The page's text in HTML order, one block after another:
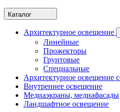
Каталог
Архитектурное освещение
Линейные
Прожекторы
Грунтовые
Специальные
Архитектурное освещение
Внутреннее освещение
Медиаэкраны, медиафасады
Ландшафтное освещение